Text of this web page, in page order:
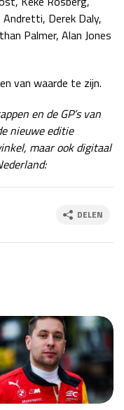
Derek Daly,
Palmer, Alan Jones
van waarde te zijn.
en de GP’s van
nieuwe editie
maar ook digitaal
DELEN